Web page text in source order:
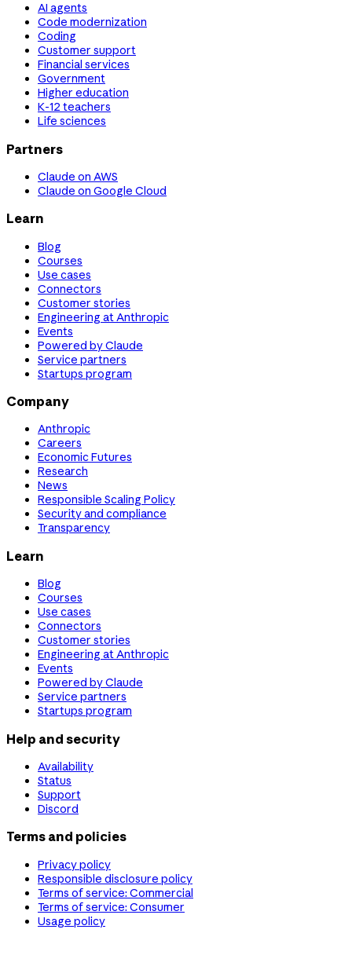
AI agents
Code modernization
Coding
Customer support
Financial services
Government
Higher education
K-12 teachers
Life sciences
Partners
Claude on AWS
Claude on Google Cloud
Learn
Blog
Courses
Use cases
Connectors
Customer stories
Engineering at Anthropic
Events
Powered by Claude
Service partners
Startups program
Company
Anthropic
Careers
Economic Futures
Research
News
Responsible Scaling Policy
Security and compliance
Transparency
Learn
Blog
Courses
Use cases
Connectors
Customer stories
Engineering at Anthropic
Events
Powered by Claude
Service partners
Startups program
Help and security
Availability
Status
Support
Discord
Terms and policies
Privacy policy
Responsible disclosure policy
Terms of service: Commercial
Terms of service: Consumer
Usage policy